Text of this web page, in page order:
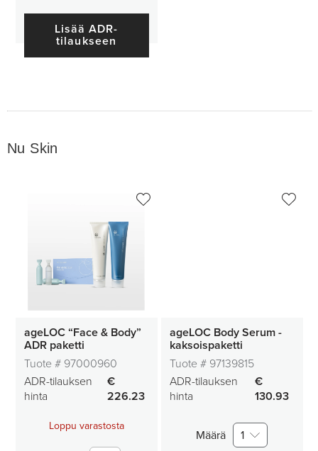
Lisää ADR-
tilaukseen
Nu Skin
ageLOC “Face & Body”
ADR paketti
Tuote # 97000960
ADR-tilauksen
hinta
€
226.23
Loppu varastosta
ageLOC Body Serum -
kaksoispaketti
Tuote # 97139815
ADR-tilauksen
hinta
€
130.93
Määrä 1